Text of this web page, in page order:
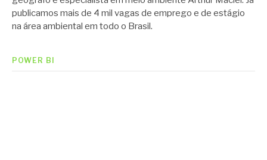
publicamos mais de 4 mil vagas de emprego e de estágio
na área ambiental em todo o Brasil.
POWER BI